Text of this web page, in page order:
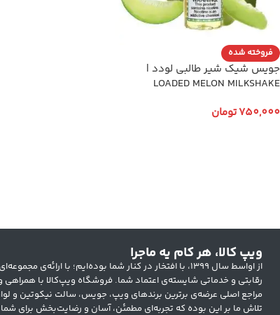
فروخته شده
جویس شیک شیر طالبی لودد |
LOADED MELON MILKSHAKE
750,000تومان
ویپ کالا، هر کام یه ماجرا
از اواسط سال ۱۳۹۹، با افتخار در کنار شما بوده‌ایم؛ با
رقابتی و خدماتی شایسته‌ی اعتماد شما. فروشگاه ویپ‌کالا با همراهی
مراجع اصلی عرضه‌ی برترین برندهای ویپ، جویس، سالت نیکوتین و
تلاش ما بر این بوده که تجربه‌ای مطمئن، آسان و رضایت‌بخش برای